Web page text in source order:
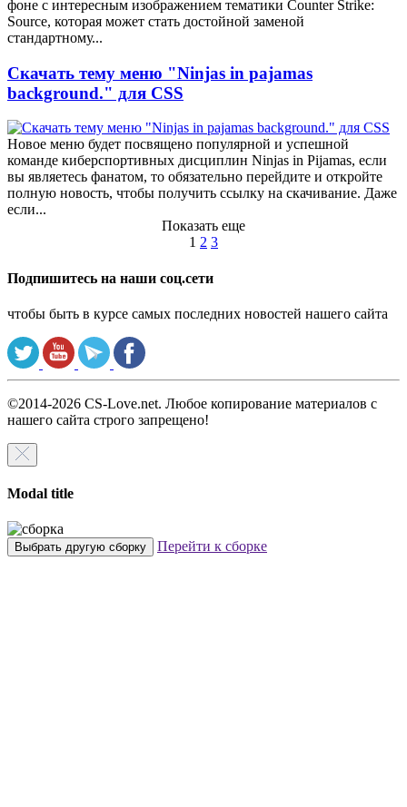
фоне с интересным изображением тематики Counter Strike:
Source, которая может стать достойной заменой
стандартному...
Скачать тему меню "Ninjas in pajamas
background." для CSS
Новое меню будет посвящено популярной и успешной
команде киберспортивных дисциплин Ninjas in Pijamas, если
вы являетесь фанатом, то обязательно перейдите и откройте
полную новость, чтобы получить ссылку на скачивание. Даже
если...
Показать еще
1 2 3
Подпишитесь на наши соц.сети
чтобы быть в курсе самых последних новостей нашего сайта
©2014-2026 CS-Love.net. Любое копирование материалов с
нашего сайта строго запрещено!
Modal title
Выбрать другую сборку Перейти к сборке